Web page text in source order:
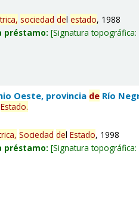
sociedad delestado, 1988
préstamo: Signatura topográfica:
Oeste, provincia de Río
Estado.
Sociedad delEstado, 1998
préstamo: Signatura topográfica: